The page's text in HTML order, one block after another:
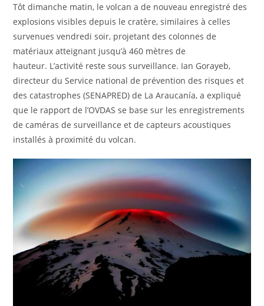
Tôt dimanche matin, le volcan a de nouveau enregistré des
explosions visibles depuis le cratère, similaires à celles
survenues vendredi soir, projetant des colonnes de
matériaux atteignant jusqu’à 460 mètres de
hauteur. L’activité reste sous surveillance. Ian Gorayeb,
directeur du Service national de prévention des risques et
des catastrophes (SENAPRED) de La Araucanía, a expliqué
que le rapport de l’OVDAS se base sur les enregistrements
de caméras de surveillance et de capteurs acoustiques
installés à proximité du volcan.